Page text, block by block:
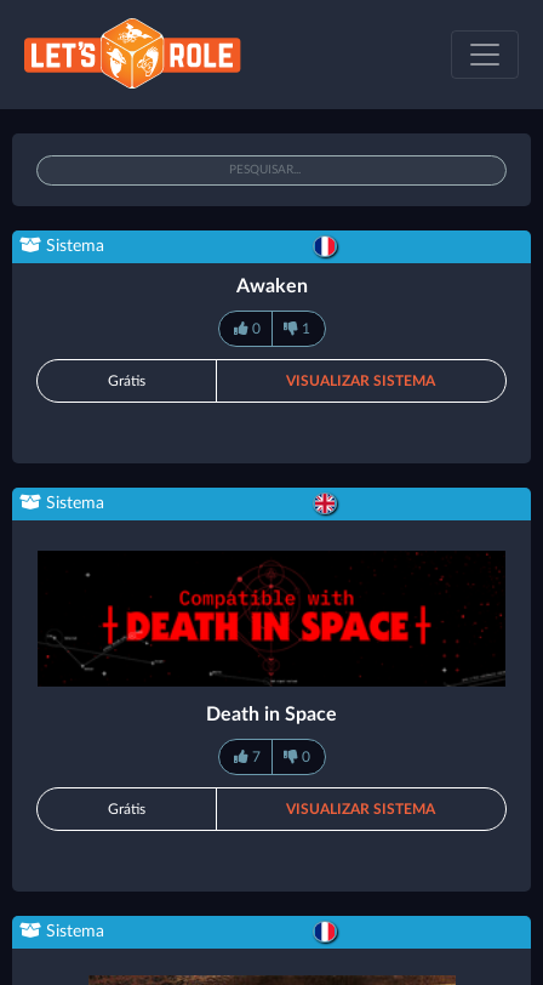
Sistema
Awaken
0 1
Grátis VISUALIZAR SISTEMA
Sistema
Death in Space
7 0
Grátis VISUALIZAR SISTEMA
Sistema